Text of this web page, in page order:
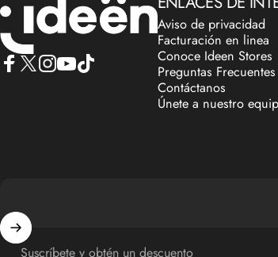
Aviso de privacidad
Facturación en linea
Conoce Ideen Stores
Preguntas Frecuentes
Contáctanos
Únete a nuestro
Suscríbete y obtén un descuento